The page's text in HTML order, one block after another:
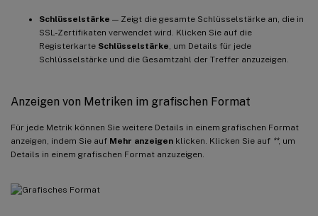
Schlüsselstärke — Zeigt die gesamte Schlüsselstärke an, die in
SSL-Zertifikaten verwendet wird. Klicken Sie auf die
Registerkarte Schlüsselstärke , um Details für jede
Schlüsselstärke und die Gesamtzahl der Treffer anzuzeigen.
Anzeigen von Metriken im grafischen Format
Für jede Metrik können Sie weitere Details in einem grafischen Format
anzeigen, indem Sie auf Mehr anzeigen klicken. Klicken Sie auf **, um
Details in einem grafischen Format anzuzeigen.